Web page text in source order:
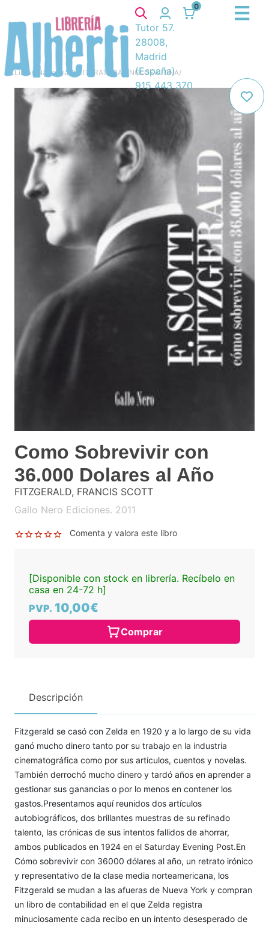
0
Tutor 57.
28008,
Madrid
(España)
915 443 370
Libros Narrativa/ 8. LITERATURA ANGLOSAJONA/
Como Sobrevivir con
36.000 Dolares al Año
FITZGERALD, FRANCIS SCOTT
Gallo Nero Ediciones. 2011
Comenta y valora este libro
[Disponible con stock en librería. Recíbelo en
casa en 24-72 h]
PVP. 10,00€
Comprar
Descripción
Fitzgerald se casó con Zelda en 1920 y a lo largo de su vida
ganó mucho dinero tanto por su trabajo en la industria
cinematográfica como por sus artículos, cuentos y novelas.
También derrochó mucho dinero y tardó años en aprender a
gestionar sus ganancias o por lo menos en contener los
gastos.Presentamos aquí reunidos dos artículos
autobiográficos, dos brillantes muestras de su refinado
talento, las crónicas de sus intentos fallidos de ahorrar,
ambos publicados en 1924 en el Saturday Evening Post.En
Cómo sobrevivir con 36000 dólares al año, un retrato irónico
y representativo de la clase media norteamericana, los
Fitzgerald se mudan a las afueras de Nueva York y compran
un libro de contabilidad en el que Zelda registra
minuciosamente cada recibo en un intento desesperado de